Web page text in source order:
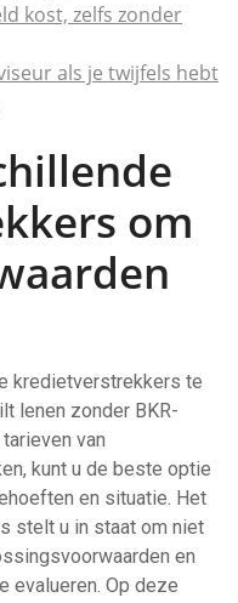
kost, zelfs zonder
als je twijfels hebt
om
kredietverstrekkers te
lenen zonder BKR-
van
kunt u de beste optie
en situatie. Het
stelt u in staat om niet
en
evalueren. Op deze